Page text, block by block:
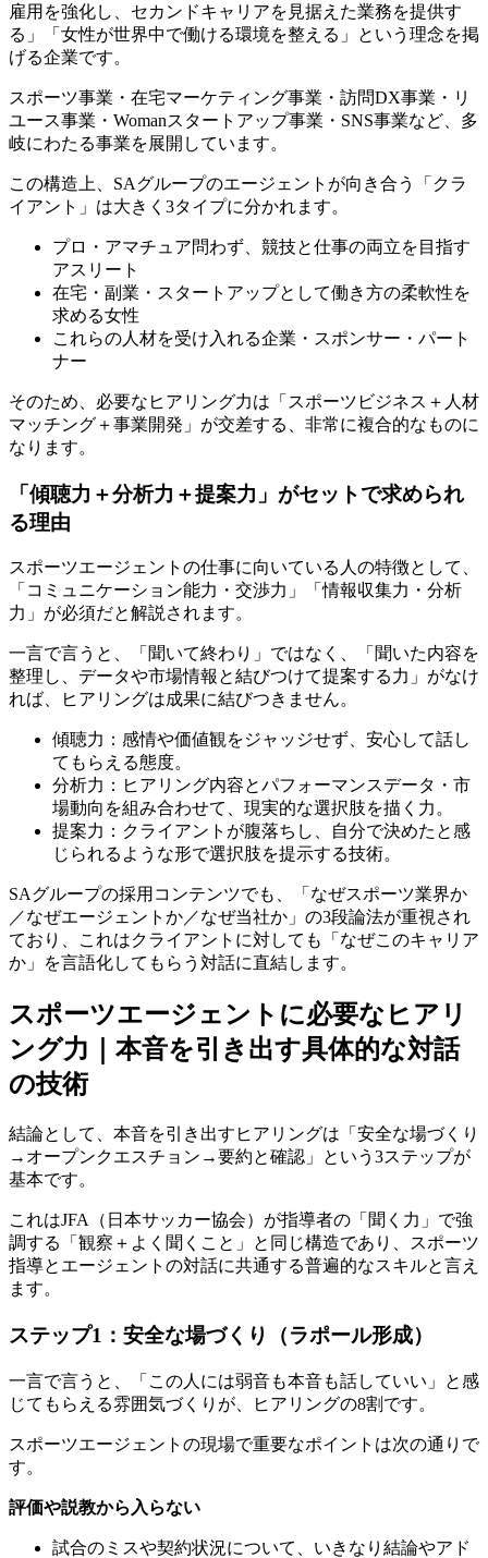
雇用を強化し、セカンドキャリアを見据えた業務を提供す
る」「女性が世界中で働ける環境を整える」という理念を掲
げる企業です。
スポーツ事業・在宅マーケティング事業・訪問DX事業・リ
ユース事業・Womanスタートアップ事業・SNS事業など、多
岐にわたる事業を展開しています。
この構造上、SAグループのエージェントが向き合う「クラ
イアント」は大きく3タイプに分かれます。
プロ・アマチュア問わず、競技と仕事の両立を目指す
アスリート
在宅・副業・スタートアップとして働き方の柔軟性を
求める女性
これらの人材を受け入れる企業・スポンサー・パート
ナー
そのため、必要なヒアリング力は「スポーツビジネス＋人材
マッチング＋事業開発」が交差する、非常に複合的なものに
なります。
「傾聴力＋分析力＋提案力」がセットで求められ
る理由
スポーツエージェントの仕事に向いている人の特徴として、
「コミュニケーション能力・交渉力」「情報収集力・分析
力」が必須だと解説されます。
一言で言うと、「聞いて終わり」ではなく、「聞いた内容を
整理し、データや市場情報と結びつけて提案する力」がなけ
れば、ヒアリングは成果に結びつきません。
傾聴力：感情や価値観をジャッジせず、安心して話し
てもらえる態度。
分析力：ヒアリング内容とパフォーマンスデータ・市
場動向を組み合わせて、現実的な選択肢を描く力。
提案力：クライアントが腹落ちし、自分で決めたと感
じられるような形で選択肢を提示する技術。
SAグループの採用コンテンツでも、「なぜスポーツ業界か
／なぜエージェントか／なぜ当社か」の3段論法が重視され
ており、これはクライアントに対しても「なぜこのキャリア
か」を言語化してもらう対話に直結します。
スポーツエージェントに必要なヒアリ
ング力｜本音を引き出す具体的な対話
の技術
結論として、本音を引き出すヒアリングは「安全な場づくり
→オープンクエスチョン→要約と確認」という3ステップが
基本です。
これはJFA（日本サッカー協会）が指導者の「聞く力」で強
調する「観察＋よく聞くこと」と同じ構造であり、スポーツ
指導とエージェントの対話に共通する普遍的なスキルと言え
ます。
ステップ1：安全な場づくり（ラポール形成）
一言で言うと、「この人には弱音も本音も話していい」と感
じてもらえる雰囲気づくりが、ヒアリングの8割です。
スポーツエージェントの現場で重要なポイントは次の通りで
す。
評価や説教から入らない
試合のミスや契約状況について、いきなり結論やアド